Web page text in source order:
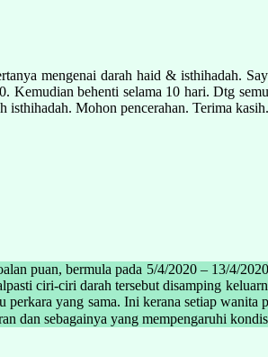
mengenai darah haid & isthihadah.
Kemudian behenti selama 10 hari. Dtg
isthihadah. Mohon pencerahan. Terima kasih.
puan, bermula pada 5/4/2020 – 13/4/
ciri-ciri darah tersebut disamping
perkara yang sama. Ini kerana setiap wanita